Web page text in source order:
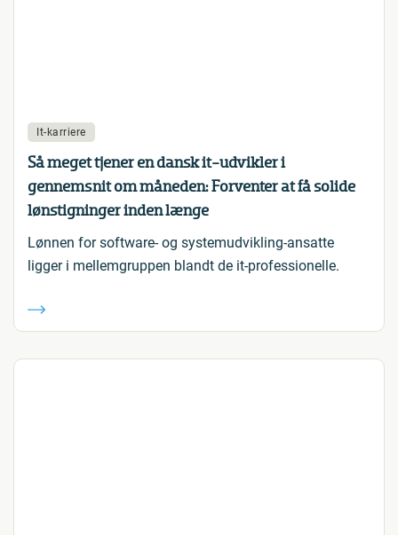
It-karriere
Så meget tjener en dansk it-udvikler i
gennemsnit om måneden: Forventer at få solide
lønstigninger inden længe
Lønnen for software- og systemudvikling-ansatte
ligger i mellemgruppen blandt de it-professionelle.